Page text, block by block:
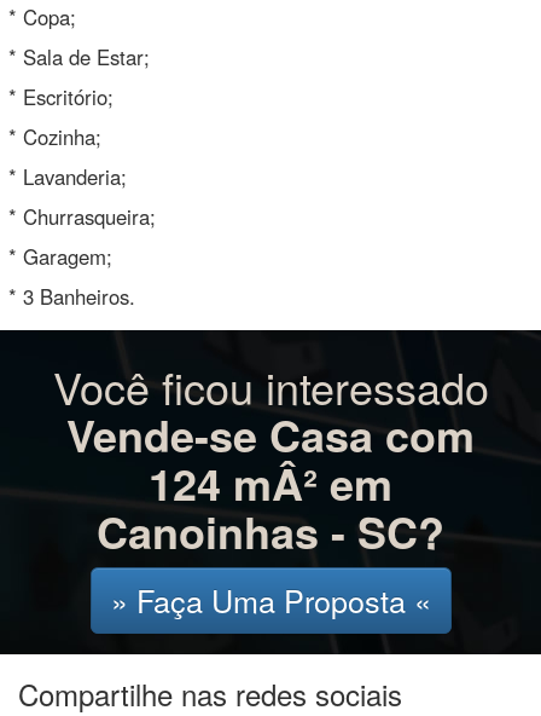
* Copa;
* Sala de Estar;
* Escritório;
* Cozinha;
* Lavanderia;
* Churrasqueira;
* Garagem;
* 3 Banheiros.
Você ficou interessado
Vende-se Casa com
124 mÂ² em
Canoinhas - SC?
» Faça Uma Proposta «
Compartilhe nas redes sociais